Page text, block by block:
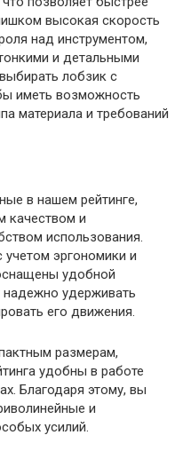
высокая скорость
над инструментом,
и детальными
лобзик с
иметь возможность
материала и требований
в нашем рейтинге,
качеством и
использования.
эргономики и
удобной
надежно удерживать
его движения.
размерам,
удобны в работе
Благодаря этому, вы
и
усилий.